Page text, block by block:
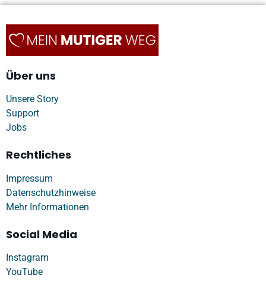
Über uns
Unsere Story
Support
Jobs
Rechtliches
Impressum
Datenschutzhinweise
Mehr Informationen
Social Media
Instagram
YouTube